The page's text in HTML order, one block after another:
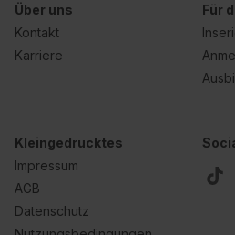
Über uns
Kontakt
Karriere
Für
Kleingedrucktes
Impressum
AGB
Datenschutz